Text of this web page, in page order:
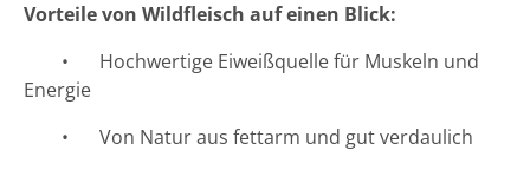
Vorteile von Wildfleisch auf einen Blick:
•
Hochwertige Eiweißquelle für Muskeln und
Energie
•
Von Natur aus fettarm und gut verdaulich